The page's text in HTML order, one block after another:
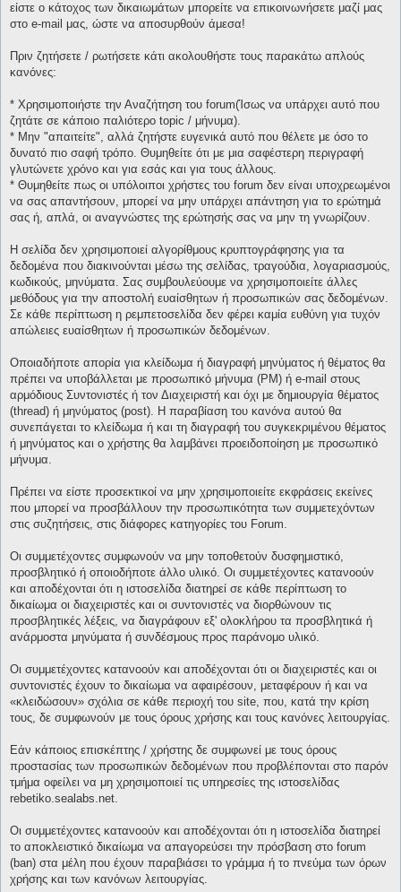
είστε ο κάτοχος των δικαιωμάτων μπορείτε να επικοινωνήσετε μαζί μας
στο e-mail μας, ώστε να αποσυρθούν άμεσα!
Πριν ζητήσετε / ρωτήσετε κάτι ακολουθήστε τους παρακάτω απλούς
κανόνες:
* Χρησιμοποιήστε την Αναζήτηση του forum(Ίσως να υπάρχει αυτό που
ζητάτε σε κάποιο παλιότερο topic / μήνυμα).
* Μην "απαιτείτε", αλλά ζητήστε ευγενικά αυτό που θέλετε με όσο το
δυνατό πιο σαφή τρόπο. Θυμηθείτε ότι με μια σαφέστερη περιγραφή
γλυτώνετε χρόνο και για εσάς και για τους άλλους.
* Θυμηθείτε πως οι υπόλοιποι χρήστες του forum δεν είναι υποχρεωμένοι
να σας απαντήσουν, μπορεί να μην υπάρχει απάντηση για το ερώτημά
σας ή, απλά, οι αναγνώστες της ερώτησής σας να μην τη γνωρίζουν.
Η σελίδα δεν χρησιμοποιεί αλγορίθμους κρυπτογράφησης για τα
δεδομένα που διακινούνται μέσω της σελίδας, τραγούδια, λογαριασμούς,
κωδικούς, μηνύματα. Σας συμβουλεύουμε να χρησιμοποιείτε άλλες
μεθόδους για την αποστολή ευαίσθητων ή προσωπικών σας δεδομένων.
Σε κάθε περίπτωση η ρεμπετοσελίδα δεν φέρει καμία ευθύνη για τυχόν
απώλειες ευαίσθητων ή προσωπικών δεδομένων.
Οποιαδήποτε απορία για κλείδωμα ή διαγραφή μηνύματος ή θέματος θα
πρέπει να υποβάλλεται με προσωπικό μήνυμα (PM) ή e-mail στους
αρμόδιους Συντονιστές ή τον Διαχειριστή και όχι με δημιουργία θέματος
(thread) ή μηνύματος (post). Η παραβίαση του κανόνα αυτού θα
συνεπάγεται το κλείδωμα ή και τη διαγραφή του συγκεκριμένου θέματος
ή μηνύματος και ο χρήστης θα λαμβάνει προειδοποίηση με προσωπικό
μήνυμα.
Πρέπει να είστε προσεκτικοί να μην χρησιμοποιείτε εκφράσεις εκείνες
που μπορεί να προσβάλλουν την προσωπικότητα των συμμετεχόντων
στις συζητήσεις, στις διάφορες κατηγορίες του Forum.
Οι συμμετέχοντες συμφωνούν να μην τοποθετούν δυσφημιστικό,
προσβλητικό ή οποιοδήποτε άλλο υλικό. Οι συμμετέχοντες κατανοούν
και αποδέχονται ότι η ιστοσελίδα διατηρεί σε κάθε περίπτωση το
δικαίωμα οι διαχειριστές και οι συντονιστές να διορθώνουν τις
προσβλητικές λέξεις, να διαγράφουν εξ' ολοκλήρου τα προσβλητικά ή
ανάρμοστα μηνύματα ή συνδέσμους προς παράνομο υλικό.
Οι συμμετέχοντες κατανοούν και αποδέχονται ότι οι διαχειριστές και οι
συντονιστές έχουν το δικαίωμα να αφαιρέσουν, μεταφέρουν ή και να
«κλειδώσουν» σχόλια σε κάθε περιοχή του site, που, κατά την κρίση
τους, δε συμφωνούν με τους όρους χρήσης και τους κανόνες λειτουργίας.
Εάν κάποιος επισκέπτης / χρήστης δε συμφωνεί με τους όρους
προστασίας των προσωπικών δεδομένων που προβλέπονται στο παρόν
τμήμα οφείλει να μη χρησιμοποιεί τις υπηρεσίες της ιστοσελίδας
rebetiko.sealabs.net.
Οι συμμετέχοντες κατανοούν και αποδέχονται ότι η ιστοσελίδα διατηρεί
το αποκλειστικό δικαίωμα να απαγορεύσει την πρόσβαση στο forum
(ban) στα μέλη που έχουν παραβιάσει το γράμμα ή το πνεύμα των όρων
χρήσης και των κανόνων λειτουργίας.